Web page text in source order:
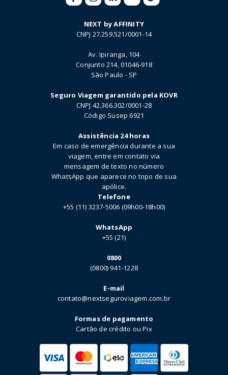
NEXT by AFFINITY
CNPJ 27.259.521/0001-14
Av. Ipiranga, 104
Conjunto 214, 01046-918
São Paulo - SP
Seguro Viagem garantido pela KOVR
CNPJ 42.366.302/0001-28
Código Susep 6921
Assistência 24 horas
Em caso de emergência durante a sua
viagem, entre em contato via
mensagem de texto no número
WhatsApp que aparece no topo de sua
apólice.
Telefone
+55 (11) 3237-5006 (09h00-18h00)
WhatsApp
+55 (21)
0800
(0800) 941-1228
E-mail
contato@nextseguroviagem.com.br
Formas de pagamento
Cartão de crédito ou Pix